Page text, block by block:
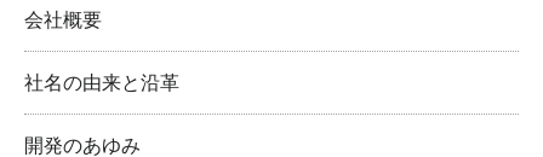
会社概要
社名の由来と沿革
開発のあゆみ